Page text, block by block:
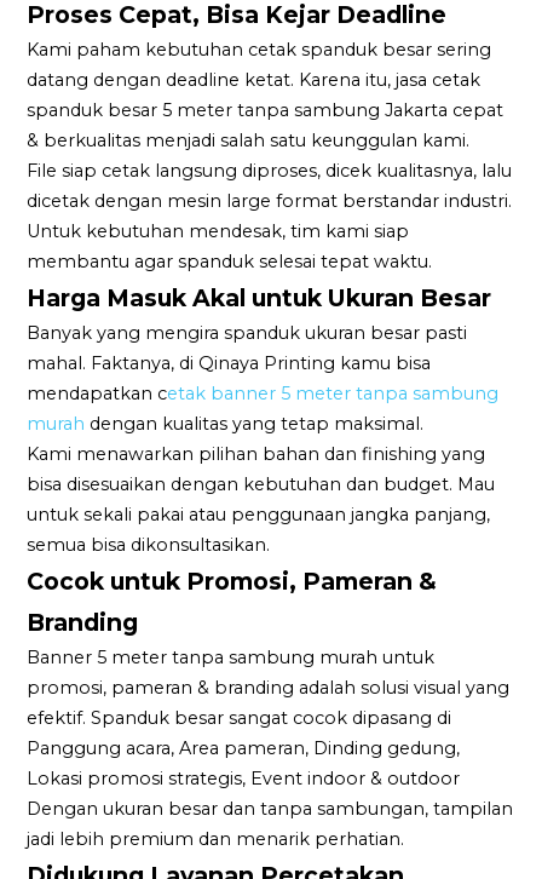
Proses Cepat, Bisa Kejar Deadline
Kami paham kebutuhan cetak spanduk besar sering
datang dengan deadline ketat. Karena itu, jasa cetak
spanduk besar 5 meter tanpa sambung Jakarta cepat
& berkualitas menjadi salah satu keunggulan kami.
File siap cetak langsung diproses, dicek kualitasnya, lalu
dicetak dengan mesin large format berstandar industri.
Untuk kebutuhan mendesak, tim kami siap
membantu agar spanduk selesai tepat waktu.
Harga Masuk Akal untuk Ukuran Besar
Banyak yang mengira spanduk ukuran besar pasti
mahal. Faktanya, di Qinaya Printing kamu bisa
mendapatkan cetak banner 5 meter tanpa sambung
murah dengan kualitas yang tetap maksimal.
Kami menawarkan pilihan bahan dan finishing yang
bisa disesuaikan dengan kebutuhan dan budget. Mau
untuk sekali pakai atau penggunaan jangka panjang,
semua bisa dikonsultasikan.
Cocok untuk Promosi, Pameran &
Branding
Banner 5 meter tanpa sambung murah untuk
promosi, pameran & branding adalah solusi visual yang
efektif. Spanduk besar sangat cocok dipasang di
Panggung acara, Area pameran, Dinding gedung,
Lokasi promosi strategis, Event indoor & outdoor
Dengan ukuran besar dan tanpa sambungan, tampilan
jadi lebih premium dan menarik perhatian.